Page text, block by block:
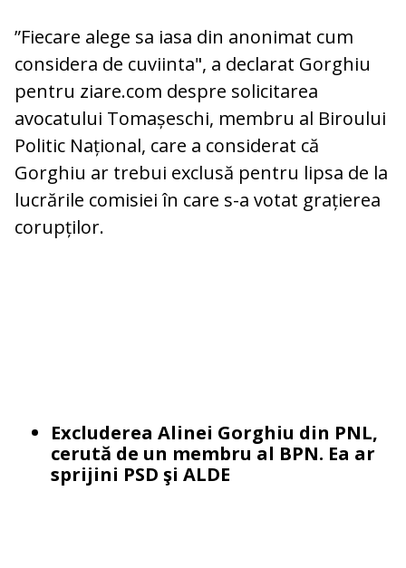
”Fiecare alege sa iasa din anonimat cum
considera de cuviinta", a declarat Gorghiu
pentru ziare.com despre solicitarea
avocatului Tomașeschi, membru al Biroului
Politic Național, care a considerat că
Gorghiu ar trebui exclusă pentru lipsa de la
lucrările comisiei în care s-a votat grațierea
corupților.
Excluderea Alinei Gorghiu din PNL,
cerută de un membru al BPN. Ea ar
sprijini PSD şi ALDE